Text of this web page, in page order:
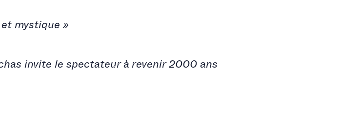
et mystique »
invite le spectateur à revenir 2000 ans